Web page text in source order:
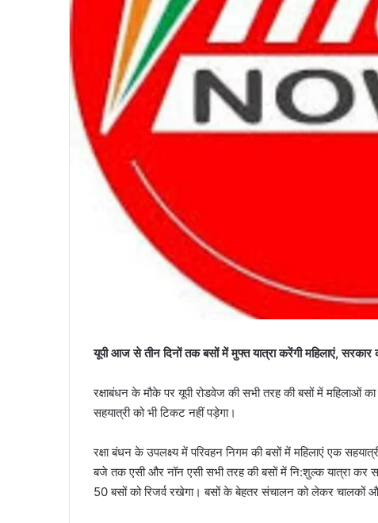
यूपी आज से तीन दिनों तक बसों में मुफ्त यात्रा करेंगी महिलाएं,
रक्षाबंधन के मौके पर यूपी रोडवेज की सभी तरह की बसों में महिलाओं
सहयात्री को भी टिकट नहीं पड़ेगा।
रक्षा बंधन के उपलक्ष्य में परिवहन निगम की बसों में महिलाएं एक
बजे तक एसी और नॉन एसी सभी तरह की बसों में नि:शुल्क यात्रा
50 बसों को रिजर्व रखेगा। बसों के बेहतर संचालन को लेकर चालकों